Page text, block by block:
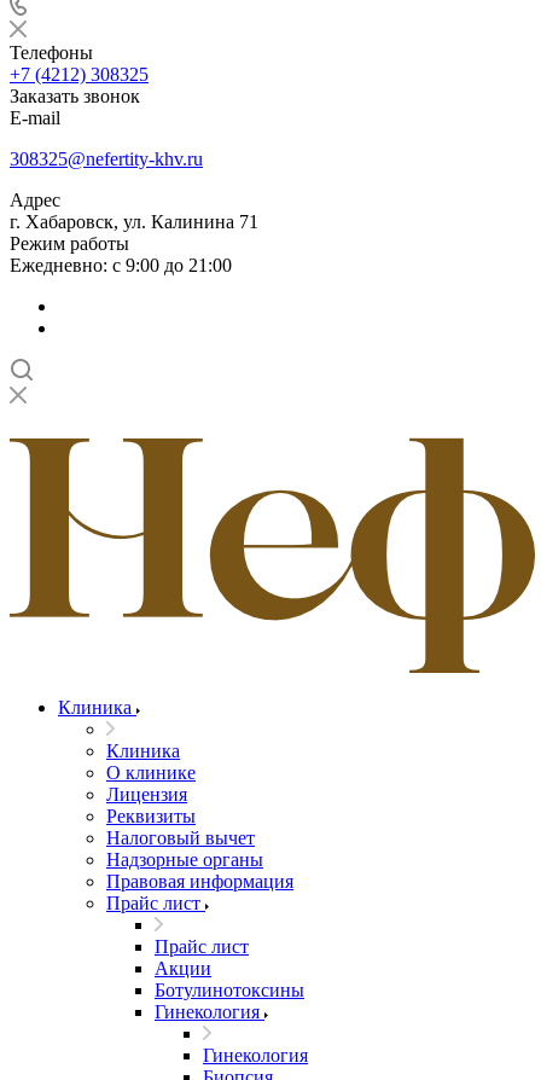
Телефоны
+7 (4212) 308325
Заказать звонок
E-mail
308325@nefertity-khv.ru
Адрес
г. Хабаровск, ул. Калинина 71
Режим работы
Ежедневно: с 9:00 до 21:00
Клиника
Клиника
О клинике
Лицензия
Реквизиты
Налоговый вычет
Надзорные органы
Правовая информация
Прайс лист
Прайс лист
Акции
Ботулинотоксины
Гинекология
Гинекология